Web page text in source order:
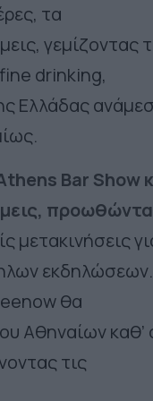
τα
γεμίζοντας
fine drinking,
Ελλάδας
Bar Show
μετακινήσεις
εκδηλώσεων.
θα
Αθηναίων καθ’
τις